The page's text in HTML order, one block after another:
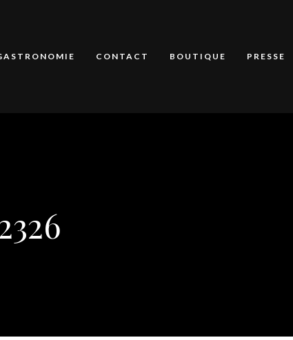
CONTACT BOUTIQUE PRESSE